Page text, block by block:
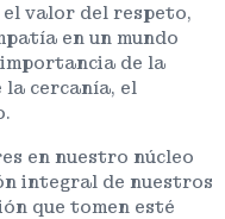
valor del respeto,
en un mundo
de la
cercanía, el
en nuestro núcleo
integral de nuestros
que tomen esté